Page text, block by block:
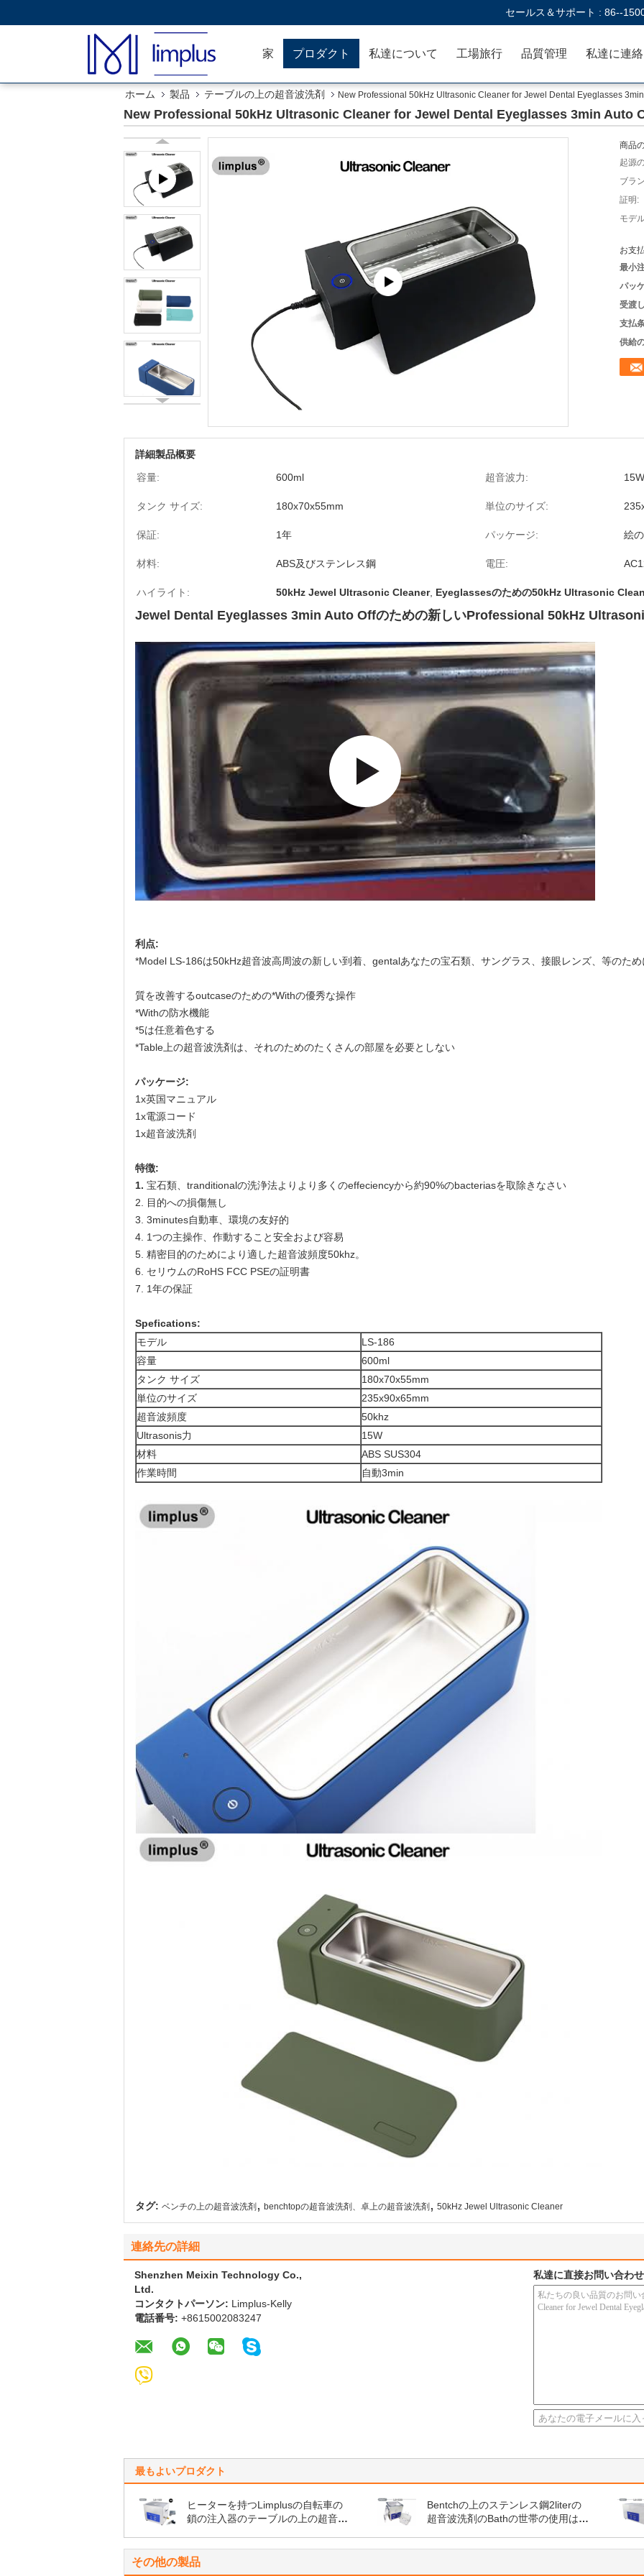
セールス＆サポート : 86--
家 プロダクト 私達について 工場旅行 品質管理
ホーム 製品 テーブルの上の超音波洗剤 New Professional 50kHz Ultrasonic Cleaner for Jewel Dental Eyeglasses
New Professional 50kHz Ultrasonic Cleaner for Jewel Dental Eyeglasses 3min Auto
商品
起源
ブラ
証明:
モデ
お支
最小
パッ
受渡
支払
供給
詳細製品概要
容量:
600ml 超音波力: 15W
タンク サイズ: 180x70x55mm 単位のサイズ:
保証: 1年 パッケージ: 絵
材料: ABS及びステンレス鋼 電圧:
ハイライト: 50kHz Jewel Ultrasonic Cleaner, Eyeglassesのための50kHz Ultrasonic
Jewel Dental Eyeglasses 3min Auto Offのための新しいProfessional 50kHz
利点:
*Model LS-186は50kHz超音波高周波の新しい到着、gentalあなたの宝石類、サングラス、接眼レンズ、等のため
質を改善するoutcaseのための*Withの優秀な操作
*Withの防水機能
*5は任意着色する
*Table上の超音波洗剤は、それのためのたくさんの部屋を必要としない
パッケージ:
1x英国マニュアル
1x電源コード
1x超音波洗剤
特徴:
1. 宝石類、tranditionalの洗浄法よりより多くのeffeciencyから約90%のbacteriasを取除きなさい
2. 目的への損傷無し
3. 3minutes自動車、環境の友好的
4. 1つの主操作、作動すること安全および容易
5. 精密目的のためにより適した超音波頻度50khz。
6. セリウムのRoHS FCC PSEの証明書
7. 1年の保証
Spefications:
モデル
LS-186
容量
600ml
タンク サイズ
180x70x55mm
単位のサイズ
235x90x65mm
超音波頻度
50khz
Ultrasonis力
15W
材料
ABS SUS304
作業時間
自動3min
タグ: ベンチの上の超音波洗剤 , benchtopの超音波洗剤、卓上の超音波洗剤 , 50kHz Jewel Ultrasonic Cleaner
連絡先の詳細
Shenzhen Meixin Technology Co.,
Ltd.
コンタクトパーソン: Limplus-Kelly
電話番号: +8615002083247
私達に直接お問い合わ
最もよいプロダクト
ヒーターを持つLimplusの自転車の
鎖の注入器のテーブルの上の超音波
Bentchの上のステンレス鋼2literの
超音波洗剤のBathの世帯の使用は殺
その他の製品